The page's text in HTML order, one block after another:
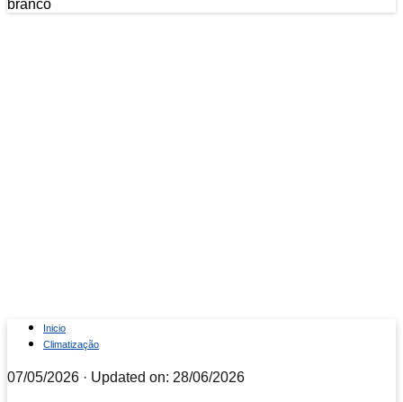
Inicio
Climatização
07/05/2026 · Updated on: 28/06/2026